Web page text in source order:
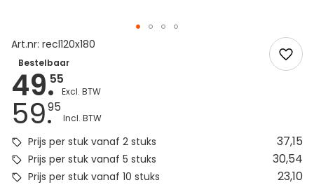
Art.nr: recl120x180
Bestelbaar
49.55
59.95
Prijs per stuk vanaf 2 stuks 37,15
Prijs per stuk vanaf 5 stuks 30,54
Prijs per stuk vanaf 10 stuks 23,10